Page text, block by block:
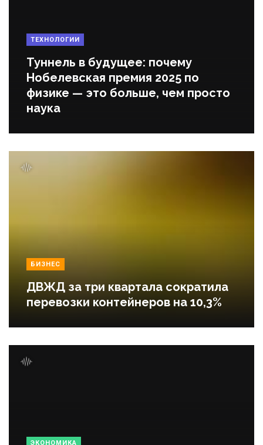
ТЕХНОЛОГИИ
Туннель в будущее: почему
Нобелевская премия 2025 по
физике — это больше, чем просто
наука
БИЗНЕС
ДВЖД за три квартала сократила
перевозки контейнеров на 10,3%
ЭКОНОМИКА